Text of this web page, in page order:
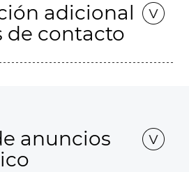
adicional
de contacto
anuncios